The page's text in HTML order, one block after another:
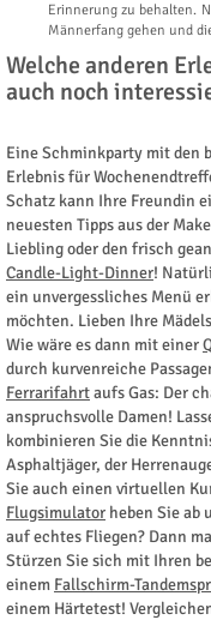
Erinnerung zu behalten.
Männerfang gehen und
Welche anderen
auch noch
Eine Schminkparty mit den
Erlebnis für
Schatz kann Ihre Freundin
neuesten Tipps aus der
Liebling oder den frisch
Candle-Light-Dinner!
ein unvergessliches Menü
möchten. Lieben Ihre
Wie wäre es dann mit einer
durch kurvenreiche
Ferrarifahrtaufs Gas: Der
anspruchsvolle Damen!
kombinieren Sie die
Asphaltjäger, der
Sie auch einen virtuellen
Flugsimulator heben Sie ab
auf echtes Fliegen? Dann
Stürzen Sie sich mit Ihren
einem Fallschirm-
einem Härtetest!